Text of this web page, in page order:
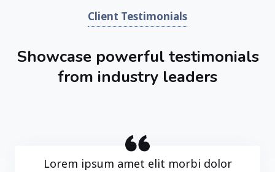
Client Testimonials
Showcase powerful testimonials
from industry leaders
Lorem ipsum amet elit morbi dolor